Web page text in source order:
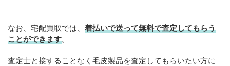
なお、宅配買取では、 着払いで送って無料で査定してもらう
ことができます。
査定士と接することなく毛皮製品を査定してもらいたい方に